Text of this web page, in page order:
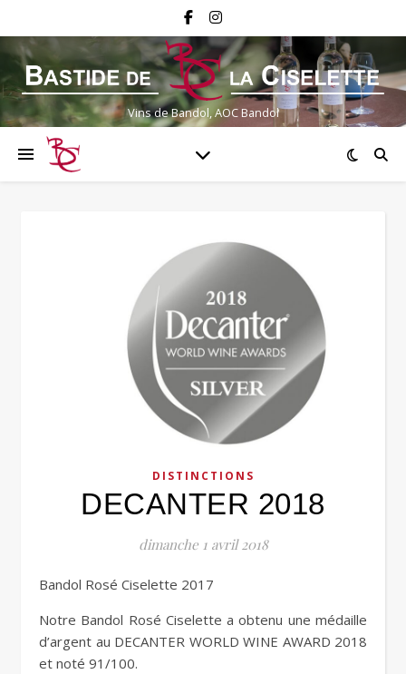
Vins de Bandol, AOC Bandol
DISTINCTIONS
DECANTER 2018
dimanche 1 avril 2018
Bandol Rosé Ciselette 2017
Notre Bandol Rosé Ciselette a obtenu une médaille
d’argent au DECANTER WORLD WINE AWARD 2018
et noté 91/100.